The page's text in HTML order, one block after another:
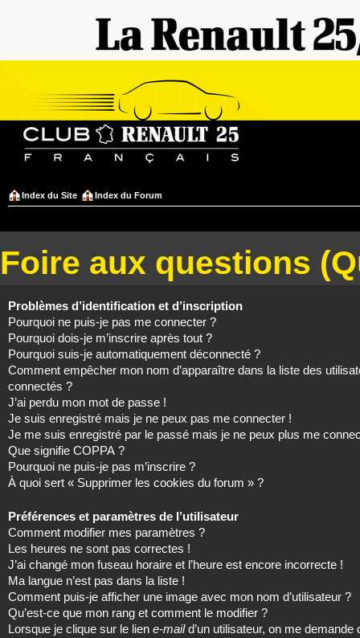
Index du Site Index du Forum
Foire aux questions
Problèmes d’identification et d’inscription
Pourquoi ne puis-je pas me connecter ?
Pourquoi dois-je m’inscrire après tout ?
Pourquoi suis-je automatiquement déconnecté ?
Comment empêcher mon nom d’apparaître dans la liste des
connectés ?
J’ai perdu mon mot de passe !
Je suis enregistré mais je ne peux pas me connecter !
Je me suis enregistré par le passé mais je ne peux plus me
Que signifie COPPA ?
Pourquoi ne puis-je pas m’inscrire ?
À quoi sert « Supprimer les cookies du forum » ?
Préférences et paramètres de l’utilisateur
Comment modifier mes paramètres ?
Les heures ne sont pas correctes !
J’ai changé mon fuseau horaire et l’heure est encore incorrecte !
Ma langue n’est pas dans la liste !
Comment puis-je afficher une image avec mon nom d’utilisateur ?
Qu’est-ce que mon rang et comment le modifier ?
Lorsque je clique sur le lien e-maild’un utilisateur, on me demande